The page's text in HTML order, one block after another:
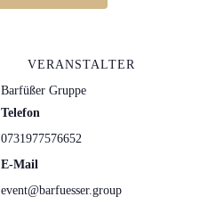
VERANSTALTER
Barfüßer Gruppe
Telefon
0731977576652
E-Mail
event@barfuesser.group